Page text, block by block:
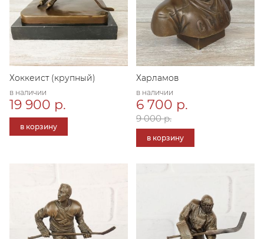
Хоккеист (крупный)
в наличии
19 900 р.
в корзину
Харламов
в наличии
6 700 р.
9 000 р.
в корзину